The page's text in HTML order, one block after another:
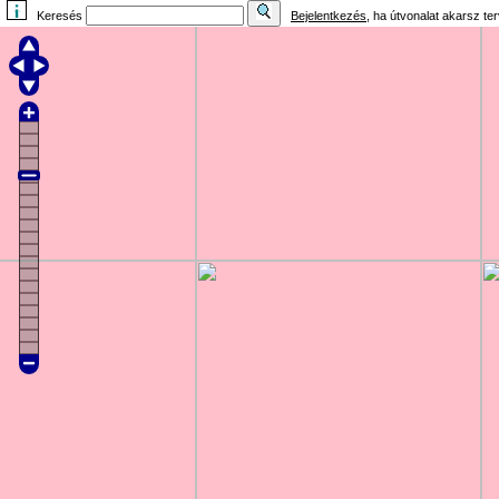
Keresés Bejelentkezés , ha útvonalat akarsz